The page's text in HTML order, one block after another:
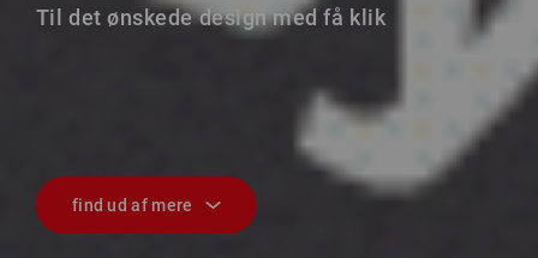
Til det ønskede design med få klik
find ud af mere